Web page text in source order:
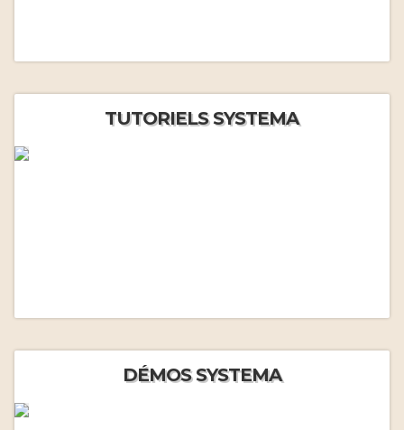
TUTORIELS SYSTEMA
DÉMOS SYSTEMA